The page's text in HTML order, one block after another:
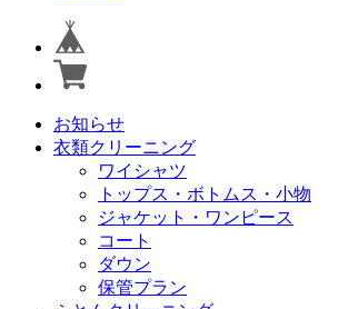
お知らせ
衣類クリーニング
ワイシャツ
トップス・ボトムス・小物
ジャケット・ワンピース
コート
ダウン
保管プラン